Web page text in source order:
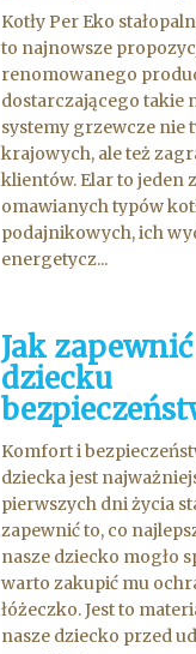
Kotły Per Eko
to najnowsze
renomowanego
dostarczającego takie
systemy grzewcze nie
krajowych, ale też
klientów. Elar to jeden
omawianych typów
podajnikowych, ich
energetycz...
Jak
dziecku
Komfort i
dziecka jest
pierwszych dni życia
zapewnić to, co
nasze dziecko mogło
warto zakupić mu
łóżeczko. Jest to
nasze dziecko przed